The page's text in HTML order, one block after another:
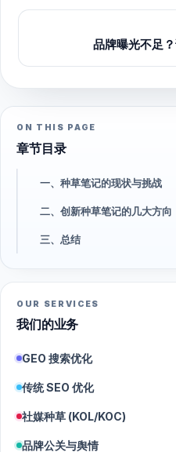
品牌曝光不足
ON THIS PAGE
章节目录
一、种草笔记的现状与挑战
二、创新种草笔记的几大方向
三、总结
OUR SERVICES
我们的业务
GEO 搜索优化
传统 SEO 优化
社媒种草 (KOL/KOC)
品牌公关与舆情